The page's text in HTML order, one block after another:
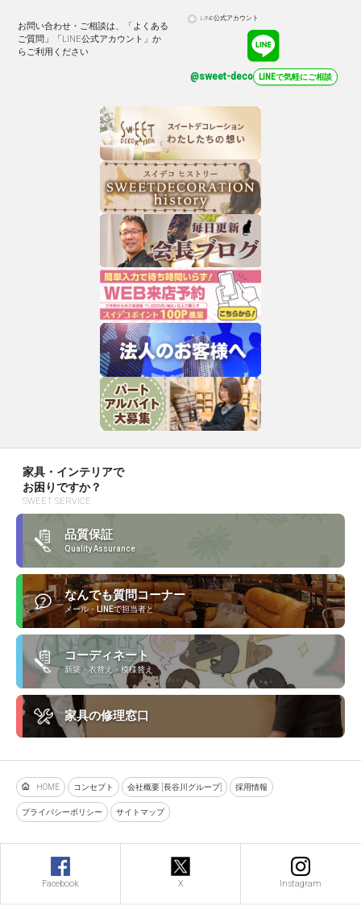
お問い合わせ・ご相談は、「よくある
ご質問」「LINE公式アカウント」か
らご利用ください
LINE公式アカウント
@sweet-deco LINEで気軽にご相談
家具・インテリアで
お困りですか？
SWEET SERVICE
品質保証
Quality Assurance
なんでも質問コーナー
メール・LINEで担当者と
コーディネート
新築・衣替え・模様替え
家具の修理窓口
HOME コンセプト 会社概要 [長谷川グループ] 採用情報
プライバシーポリシー サイトマップ
Facebook X Instagram